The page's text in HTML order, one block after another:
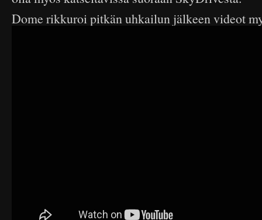
Dome rikkuroi pitkän uhkailun jälkeen videot